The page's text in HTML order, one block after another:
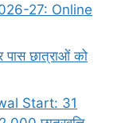
27: Online
पास छात्राओं को
Start: 31